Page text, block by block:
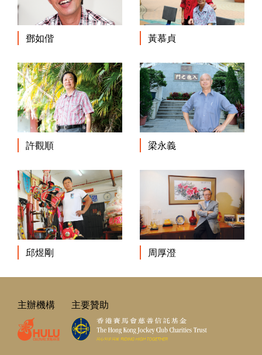
鄧如偕 黃慕貞
許觀順 梁永義
邱煜剛 周厚澄
主辦機構 主要贊助